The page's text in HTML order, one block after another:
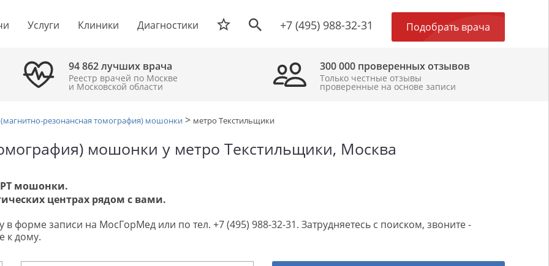
Услуги Клиники Диагностики +7 (495) 988-32-31 Подобрать врача
94 862 лучших врача
Реестр врачей по Москве
и Московской области
300 000 проверенных отзывов
Только честные отзывы
проверенные на основе записи
резонансная томография) мошонки > метро Текстильщики
мошонки у метро Текстильщики, Москва
мошонки.
центрах рядом с вами.
форме записи на МосГорМед или по тел. +7 (495) 988-32-31. Затрудняетесь с поиском, звоните -
к дому.